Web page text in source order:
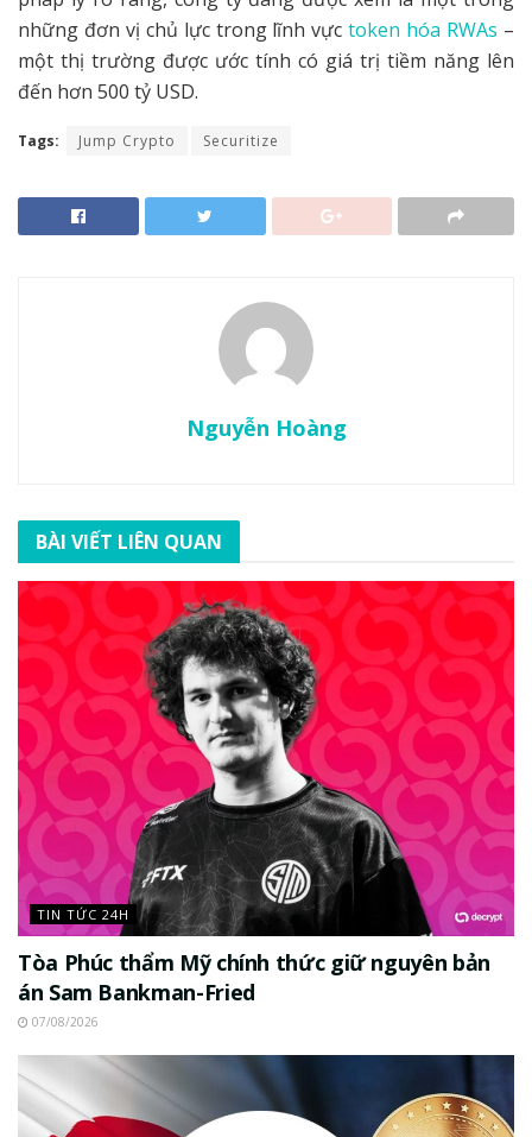
những đơn vị chủ lực trong lĩnh vựctoken hóa RWAs –
một thị trường được ước tính có giá trị tiềm năng lên
đến hơn 500 tỷ USD.
Tags: Jump Crypto Securitize
Nguyễn Hoàng
BÀI VIẾT LIÊN QUAN
TIN TỨC 24H
Tòa Phúc thẩm Mỹ chính thức giữ nguyên bản
án Sam Bankman-Fried
07/08/2026